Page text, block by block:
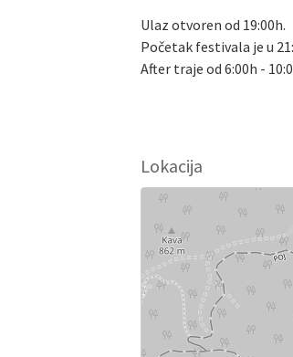
Ulaz otvoren od 19:00h.
Početak festivala je u
After traje od 6:00h -
Lokacija